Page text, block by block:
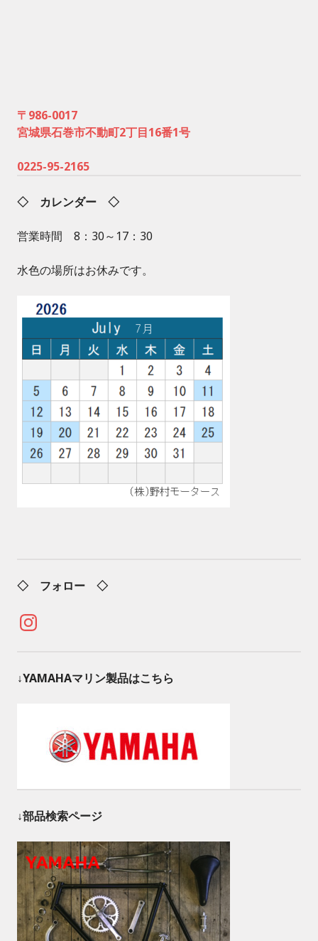
〒986-0017
宮城県石巻市不動町2丁目16番1号
0225-95-2165
◇ カレンダー ◇
営業時間 8：30～17：30
水色の場所はお休みです。
◇ フォロー ◇
Instagram
↓YAMAHAマリン製品はこちら
↓部品検索ページ